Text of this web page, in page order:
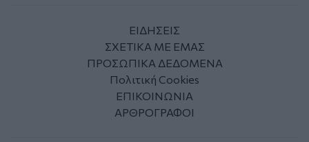
ΕΙΔΗΣΕΙΣ
ΣΧΕΤΙΚΑ ΜΕ ΕΜΑΣ
ΠΡΟΣΩΠΙΚΑ ΔΕΔΟΜΕΝΑ
Πολιτική Cookies
ΕΠΙΚΟΙΝΩΝΙΑ
ΑΡΘΡΟΓΡΑΦΟΙ